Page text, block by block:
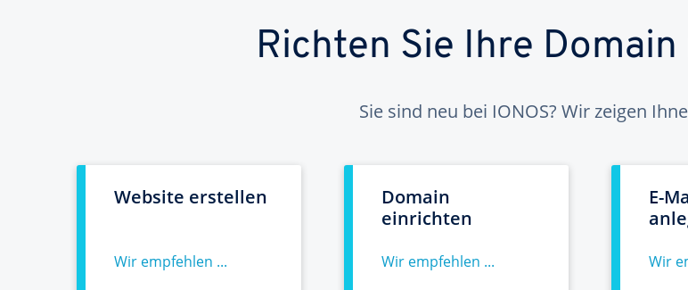
Richten Sie Ihre Domain
Sie sind neu bei IONOS? Wir zeigen
Website erstellen
Wir empfehlen ...
Domain
einrichten
Wir empfehlen ...
E-
Wir